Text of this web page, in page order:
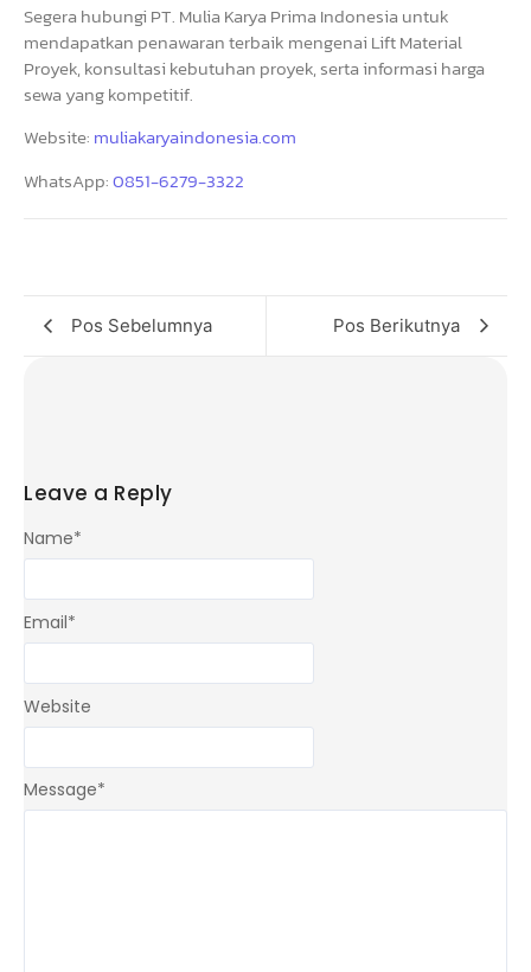
Segera hubungi PT. Mulia Karya Prima Indonesia untuk
mendapatkan penawaran terbaik mengenai Lift Material
Proyek, konsultasi kebutuhan proyek, serta informasi harga
sewa yang kompetitif.
Website: muliakaryaindonesia.com
WhatsApp:0851-6279-3322
Pos Sebelumnya Pos Berikutnya
Leave a Reply
Message*
Name*
Email*
Website